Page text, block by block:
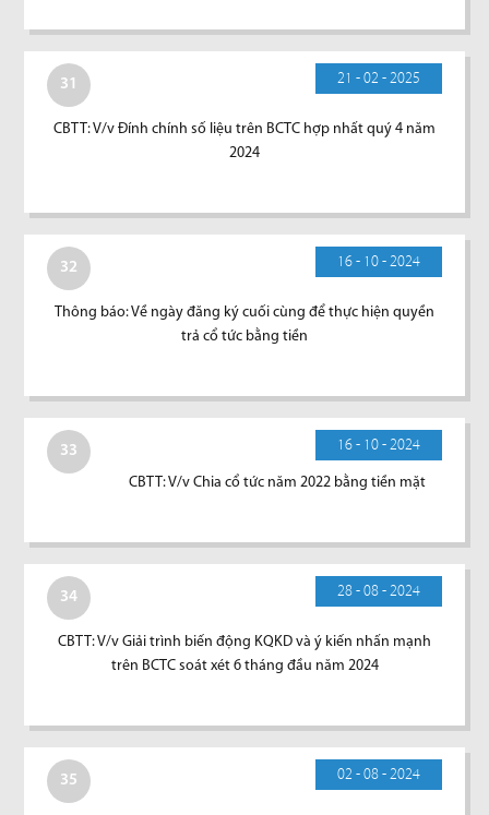
31 21 - 02 - 2025
CBTT: V/v Đính chính số liệu trên BCTC hợp nhất quý 4 năm
2024
32 16 - 10 - 2024
Thông báo: Về ngày đăng ký cuối cùng để thực hiện quyền
trả cổ tức bằng tiền
33 16 - 10 - 2024
CBTT: V/v Chia cổ tức năm 2022 bằng tiền mặt
34 28 - 08 - 2024
CBTT: V/v Giải trình biến động KQKD và ý kiến nhấn mạnh
trên BCTC soát xét 6 tháng đầu năm 2024
35 02 - 08 - 2024